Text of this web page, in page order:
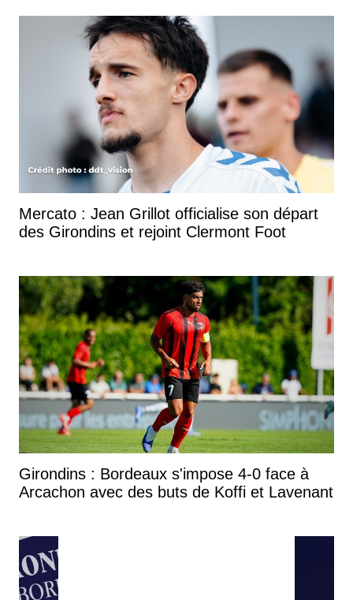
Mercato : Jean Grillot officialise son départ
des Girondins et rejoint Clermont Foot
Girondins : Bordeaux s'impose 4-0 face à
Arcachon avec des buts de Koffi et Lavenant